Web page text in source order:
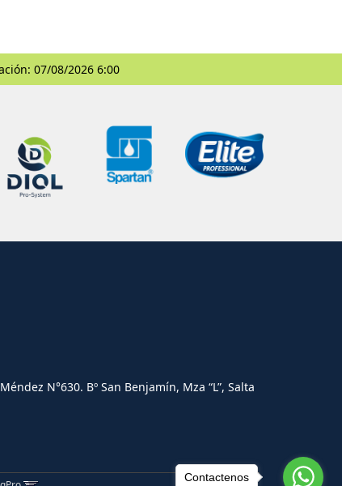
07/08/2026 6:00
N°630. Bº San Benjamín, Mza “L”, Salta
Contactenos